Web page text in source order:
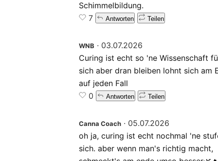
Schimmelbildung.
7
Antworten Teilen
WNB · 03.07.2026
Curing ist echt so 'ne Wissenschaft
sich aber dran bleiben lohnt sich am
auf jeden Fall
0
Antworten Teilen
Canna Coach · 05.07.2026
oh ja, curing ist echt nochmal 'ne
sich. aber wenn man's richtig macht,